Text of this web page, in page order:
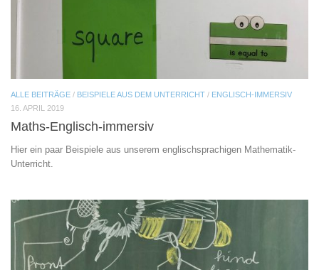
ALLE BEITRÄGE / BEISPIELE AUS DEM UNTERRICHT / ENGLISCH-IMMERSIV
16. APRIL 2019
Maths-Englisch-immersiv
Hier ein paar Beispiele aus unserem englischsprachigen Mathematik-
Unterricht.